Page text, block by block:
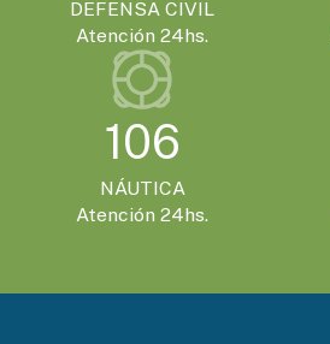
DEFENSA CIVIL
Atención 24hs.
106
NÁUTICA
Atención 24hs.